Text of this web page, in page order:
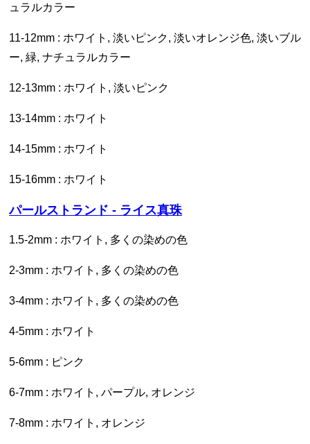
ュラルカラー
11-12mm : ホワイト, 淡いピンク, 淡いオレンジ色, 淡いブル
ー, 緑, ナチュラルカラー
12-13mm : ホワイト, 淡いピンク
13-14mm : ホワイト
14-15mm : ホワイト
15-16mm : ホワイト
パールストランド - ライス真珠
1.5-2mm : ホワイト, 多くの染めの色
2-3mm : ホワイト, 多くの染めの色
3-4mm : ホワイト, 多くの染めの色
4-5mm : ホワイト
5-6mm : ピンク
6-7mm : ホワイト, パープル, オレンジ
7-8mm : ホワイト, オレンジ